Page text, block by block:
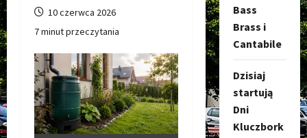
10 czerwca 2026
7 minut przeczytania
Bass
Brass i
Cantabile
Dzisiaj
startują
Dni
Kluczbork